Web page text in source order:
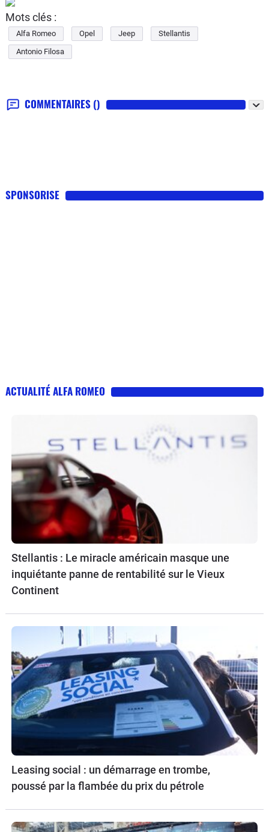
Mots clés :
Alfa Romeo Opel Jeep
Stellantis
Antonio Filosa
COMMENTAIRES ()
SPONSORISE
ACTUALITÉ ALFA ROMEO
Stellantis : Le miracle américain masque une
inquiétante panne de rentabilité sur le Vieux
Continent
Leasing social : un démarrage en trombe,
poussé par la flambée du prix du pétrole